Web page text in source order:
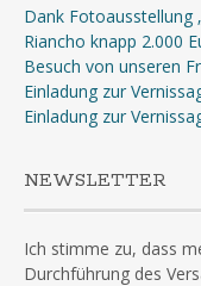
Dank Fotoausstellung
Riancho knapp 2.000
Besuch von unseren
Einladung zur
Einladung zur
NEWSLETTER
Ich stimme zu, dass
Durchführung des